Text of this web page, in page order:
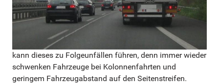
kann dieses zu Folgeunfällen führen, denn immer wieder
schwenken Fahrzeuge bei Kolonnenfahrten und
geringem Fahrzeugabstand auf den Seitenstreifen.